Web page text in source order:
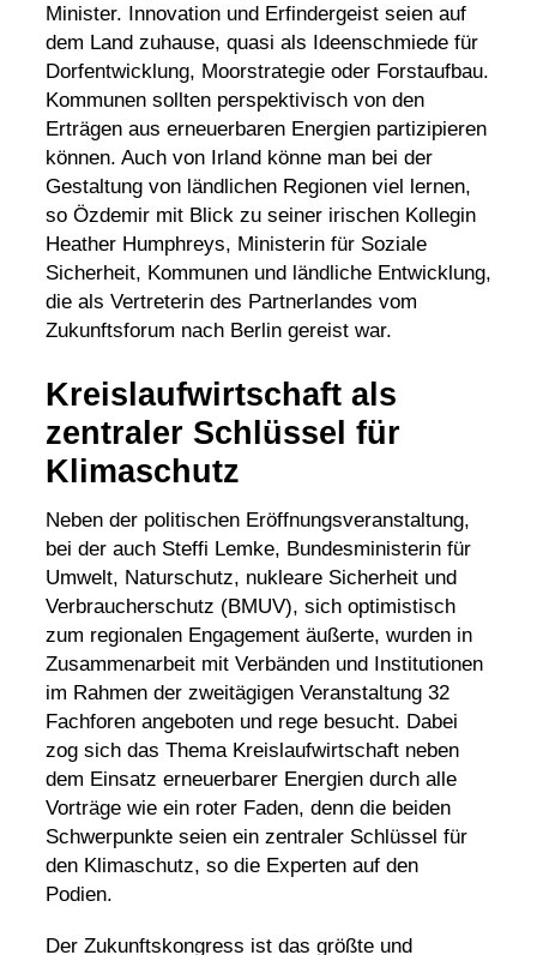
Minister. Innovation und Erfindergeist seien auf
dem Land zuhause, quasi als Ideenschmiede für
Dorfentwicklung, Moorstrategie oder Forstaufbau.
Kommunen sollten perspektivisch von den
Erträgen aus erneuerbaren Energienpartizipieren
können. Auch von Irland könne man bei der
Gestaltung von ländlichen Regionen viel lernen,
so Özdemir mit Blick zu seiner irischen Kollegin
Heather Humphreys, Ministerin für Soziale
Sicherheit, Kommunen und ländliche Entwicklung,
die als Vertreterin des Partnerlandes vom
Zukunftsforum nach Berlin gereist war.
Kreislaufwirtschaft als
zentraler Schlüssel für
Klimaschutz
Neben der politischen Eröffnungsveranstaltung,
bei der auch Steffi Lemke, Bundesministerin für
Umwelt, Naturschutz, nukleare Sicherheit und
Verbraucherschutz (BMUV), sich optimistisch
zum regionalen Engagement äußerte, wurden in
Zusammenarbeit mit Verbänden und Institutionen
im Rahmen der zweitägigen Veranstaltung 32
Fachforen angeboten und rege besucht. Dabei
zog sich das Thema Kreislaufwirtschaftneben
dem Einsatz erneuerbarer Energien durch alle
Vorträge wie ein roter Faden, denn die beiden
Schwerpunkte seien ein zentraler Schlüssel für
den Klimaschutz, so die Experten auf den
Podien.
Der Zukunftskongress ist das größte und